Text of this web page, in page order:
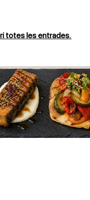
totes les entrades.